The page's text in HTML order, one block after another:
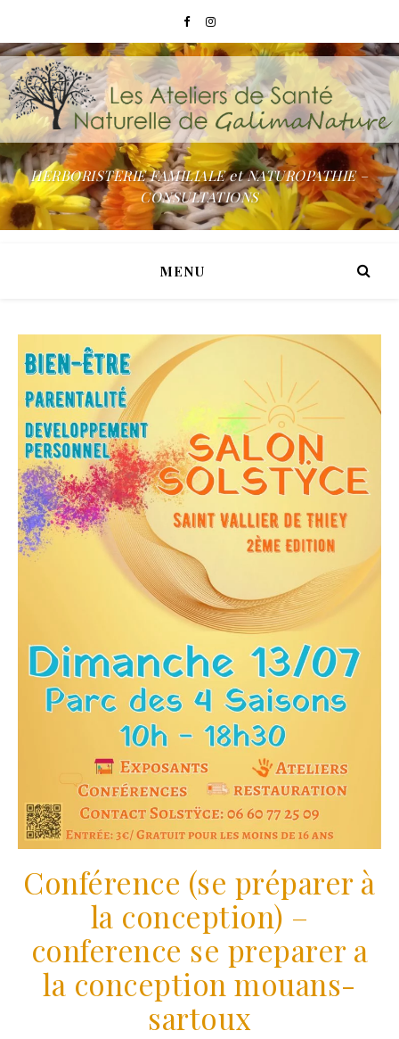
HERBORISTERIE FAMILIALE et NATUROPATHIE –
CONSULTATIONS
MENU
Conférence (se préparer à
la conception) –
conference se preparer a
la conception mouans-
sartoux